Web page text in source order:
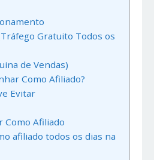
Gratuito Todos os
de Vendas)
Como Afiliado?
Evitar
Como Afiliado
afiliado todos os dias na